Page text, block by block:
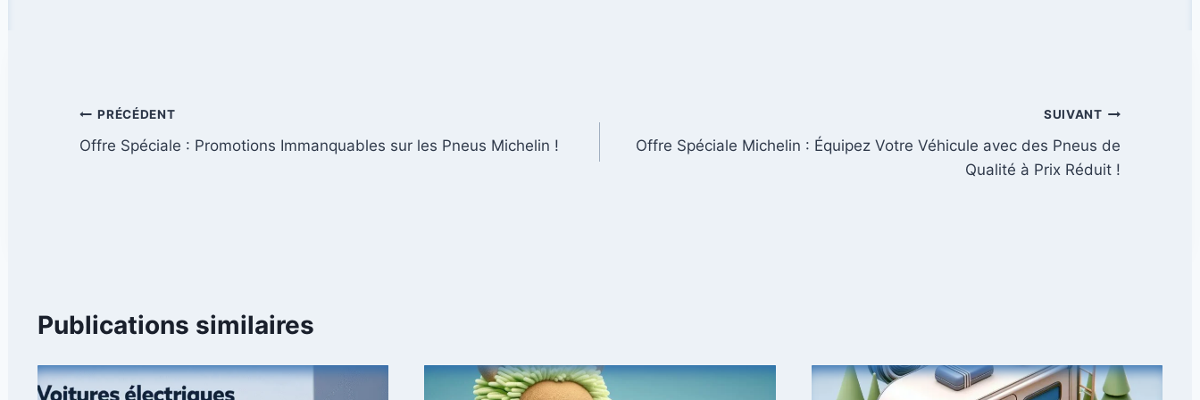
Navigation
de
PRÉCÉDENT
Offre Spéciale : Promotions Immanquables sur les Pneus Michelin !
SUIVANT
Offre Spéciale Michelin : Équipez Votre Véhicule avec des Pneus de
Qualité à Prix Réduit !
Publications similaires